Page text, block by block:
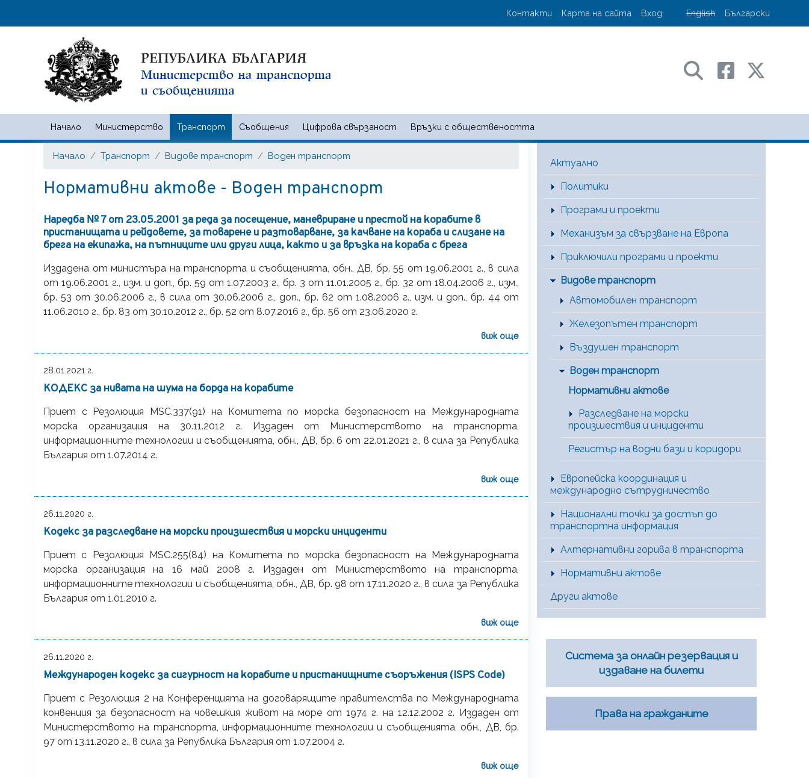
User account menu
Контакти Карта на сайта Вход English Български
Начало Министерство Транспорт Съобщения Цифрова свързаност Връзки с обществеността
Министерство на транспорта и съобщенията | Ministry of transport and communications
Начало Транспорт Видове транспорт Воден транспорт
Нормативни актове - Воден транспорт
Наредба № 7 от 23.05.2001 за реда за посещение, маневриране и престой на корабите в
пристанищата и рейдовете, за товарене и разтоварване, за качване на кораба и слизане на
брега на екипажа, на пътниците или други лица, както и за връзка на кораба с брега
Издадена от министъра на транспорта и съобщенията, обн., ДВ, бр. 55 от 19.06.2001 г., в сила
от 19.06.2001 г., изм. и доп., бр. 59 от 1.07.2003 г., бр. 3 от 11.01.2005 г., бр. 32 от 18.04.2006 г., изм.,
бр. 53 от 30.06.2006 г., в сила от 30.06.2006 г., доп., бр. 62 от 1.08.2006 г., изм. и доп., бр. 44 от
11.06.2010 г., бр. 83 от 30.10.2012 г., бр. 52 от 8.07.2016 г., бр. 56 от 23.06.2020 г.
виж още
28.01.2021 г.
КОДЕКС за нивата на шума на борда на корабите
Приет с Резолюция MSC.337(91) на Комитета по морска безопасност на Международната
морска организация на 30.11.2012 г. Издаден от Министерството на транспорта,
информационните технологии и съобщенията, обн., ДВ, бр. 6 от 22.01.2021 г., в сила за Република
България от 1.07.2014 г.
виж още
26.11.2020 г.
Кодекс за разследване на морски произшествия и морски инциденти
Приет с Резолюция MSC.255(84) на Комитета по морска безопасност на Международната
морска организация на 16 май 2008 г. Издаден от Министерството на транспорта,
информационните технологии и съобщенията, обн., ДВ, бр. 98 от 17.11.2020 г., в сила за Република
България от 1.01.2010 г.
виж още
26.11.2020 г.
Международен кодекс за сигурност на корабите и пристанищните съоръжения (ISPS Code)
Приет с Резолюция 2 на Конференцията на договарящите правителства по Международната
конвенция за безопасност на човешкия живот на море от 1974 г. на 12.12.2002 г. Издаден от
Министерството на транспорта, информационните технологии и съобщенията, обн., ДВ, бр.
97 от 13.11.2020 г., в сила за Република България от 1.07.2004 г.
виж още
Main Menu [BG]
Актуално
Политики
Програми и проекти
Механизъм за свързване на Европа
Приключили програми и проекти
Видове транспорт
Автомобилен транспорт
Железопътен транспорт
Въздушен транспорт
Воден транспорт
Нормативни актове
Разследване на морски
произшествия и инциденти
Регистър на водни бази и коридори
Европейска координация и
международно сътрудничество
Национални точки за достъп до
транспортна информация
Алтернативни горива в транспорта
Нормативни актове
Други актове
Система за онлайн резервация и
издаване на билети
Права на гражданите